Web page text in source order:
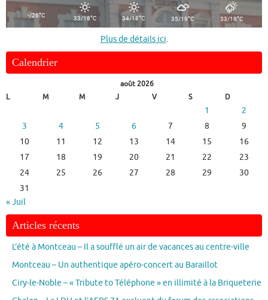
-/26°C 33/18°C 34/18°C 35/19°C 33/18°C
Plus de détails ici.
Calendrier
août 2026
L
M M J V S D
1
2
3
4 5 6 7 8
9
10
11 12 13 14 15
16
17
18 19 20 21 22
23
24
25 26 27 28 29
30
31
« Juil
Articles récents
L’été à Montceau – Il a soufflé un air de vacances au centre-ville
Montceau – Un authentique apéro-concert au Baraillot
Ciry-le-Noble – « Tribute to Téléphone » en illimité à la Briqueterie